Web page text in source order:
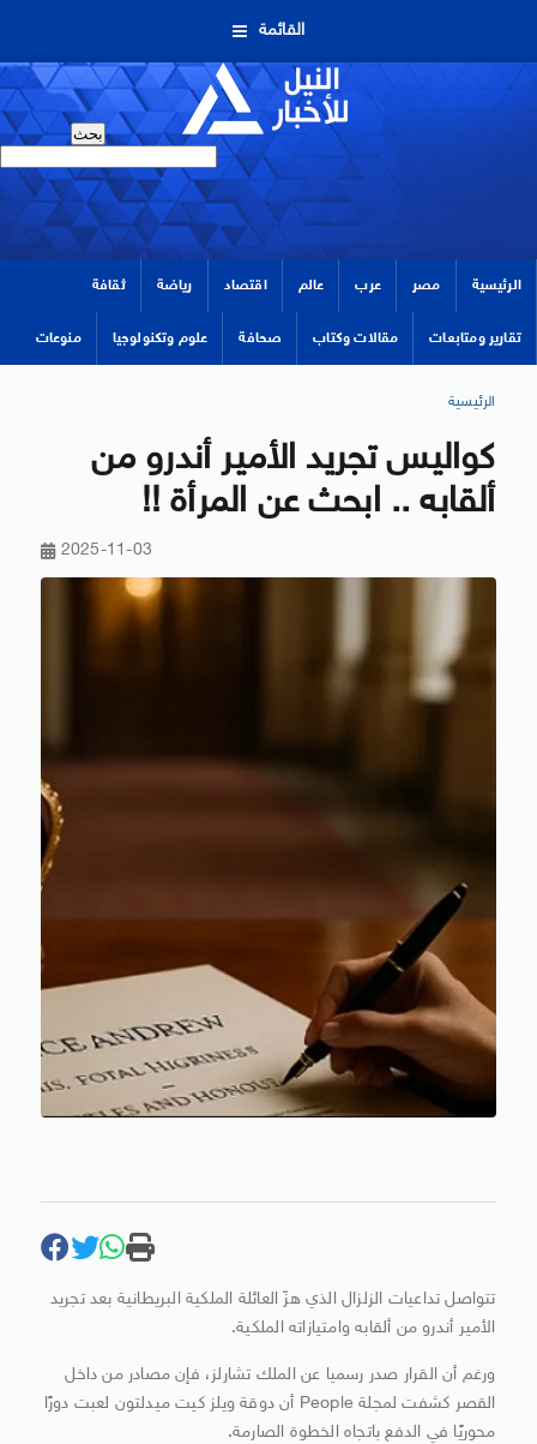
القائمة
الرئيسية مصر عرب عالم اقتصاد رياضة ثقافة
تقارير ومتابعات مقالات وكتاب صحافة علوم وتكنولوجيا منوعات
الرئيسية
كواليس تجريد الأمير أندرو من
ألقابه .. ابحث عن المرأة !!
2025-11-03
تتواصل تداعيات الزلزال الذي هزّ العائلة الملكية البريطانية بعد تجريد
الأمير أندرو من ألقابه وامتيازاته الملكية.
ورغم أن القرار صدر رسميا عن الملك تشارلز، فإن مصادر من داخل
القصر كشفت لمجلة People أن دوقة ويلز كيت ميدلتون لعبت دورًا
محوريًا في الدفع باتجاه الخطوة الصارمة.